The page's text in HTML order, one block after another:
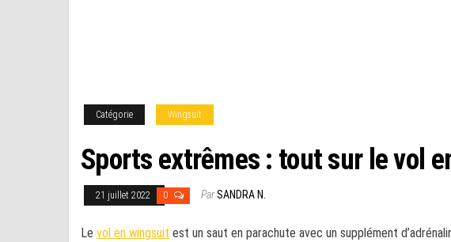
Catégorie Wingsuit
Sports extrêmes : tout sur le vol
21 juillet 2022 0 ParSANDRA N.
Le vol en wingsuit est un saut en parachute avec un supplément